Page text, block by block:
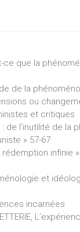
ce que la
de la
ou
et critiques
: de l’inutilité de
» 57-67
rédemption
et
incarnées